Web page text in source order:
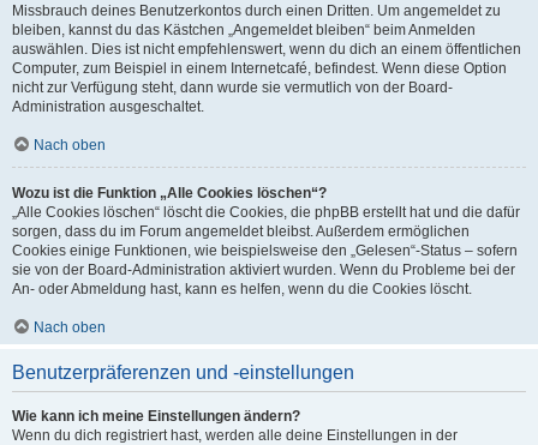
Missbrauch deines Benutzerkontos durch einen Dritten. Um angemeldet zu
bleiben, kannst du das Kästchen „Angemeldet bleiben“ beim Anmelden
auswählen. Dies ist nicht empfehlenswert, wenn du dich an einem öffentlichen
Computer, zum Beispiel in einem Internetcafé, befindest. Wenn diese Option
nicht zur Verfügung steht, dann wurde sie vermutlich von der Board-
Administration ausgeschaltet.
Nach oben
Wozu ist die Funktion „Alle Cookies löschen“?
„Alle Cookies löschen“ löscht die Cookies, die phpBB erstellt hat und die dafür
sorgen, dass du im Forum angemeldet bleibst. Außerdem ermöglichen
Cookies einige Funktionen, wie beispielsweise den „Gelesen“-Status – sofern
sie von der Board-Administration aktiviert wurden. Wenn du Probleme bei der
An- oder Abmeldung hast, kann es helfen, wenn du die Cookies löscht.
Nach oben
Benutzerpräferenzen und -einstellungen
Wie kann ich meine Einstellungen ändern?
Wenn du dich registriert hast, werden alle deine Einstellungen in der